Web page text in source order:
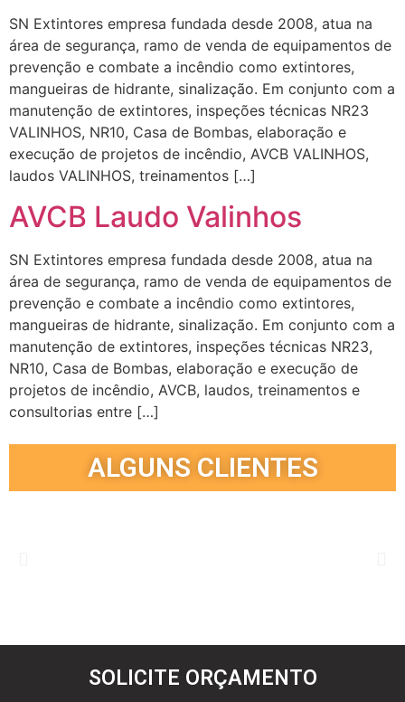
SN Extintores empresa fundada desde 2008, atua na
área de segurança, ramo de venda de equipamentos de
prevenção e combate a incêndio como extintores,
mangueiras de hidrante, sinalização. Em conjunto com a
manutenção de extintores, inspeções técnicas NR23
VALINHOS, NR10, Casa de Bombas, elaboração e
execução de projetos de incêndio, AVCB VALINHOS,
laudos VALINHOS, treinamentos […]
AVCB Laudo Valinhos
SN Extintores empresa fundada desde 2008, atua na
área de segurança, ramo de venda de equipamentos de
prevenção e combate a incêndio como extintores,
mangueiras de hidrante, sinalização. Em conjunto com a
manutenção de extintores, inspeções técnicas NR23,
NR10, Casa de Bombas, elaboração e execução de
projetos de incêndio, AVCB, laudos, treinamentos e
consultorias entre […]
ALGUNS CLIENTES
SOLICITE ORÇAMENTO